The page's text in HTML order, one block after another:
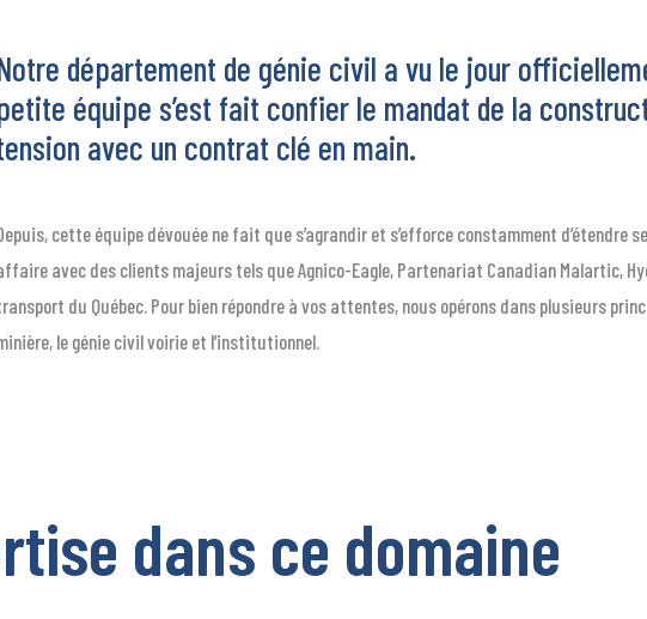
département de génie civil a vu le jour
équipe s’est fait confier le mandat de la
avec un contrat clé en main.
cette équipe dévouée ne fait que s’agrandir et s’efforce constamment d’étendre
avec des clients majeurs tels que Agnico-Eagle, Partenariat Canadian Malartic,
du Québec. Pour bien répondre à vos attentes, nous opérons dans plusieurs
le génie civil voirie et l’institutionnel.
dans ce domaine